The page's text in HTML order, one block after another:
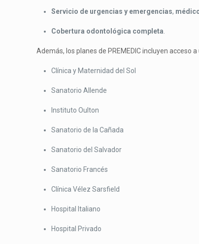
Servicio de urgencias y emergencias,
Cobertura odontológica completa
Además, los planes de PREMEDIC incluyen acceso
Clínica y Maternidad del Sol
Sanatorio Allende
Instituto Oulton
Sanatorio de la Cañada
Sanatorio del Salvador
Sanatorio Francés
Clínica Vélez Sarsfield
Hospital Italiano
Hospital Privado